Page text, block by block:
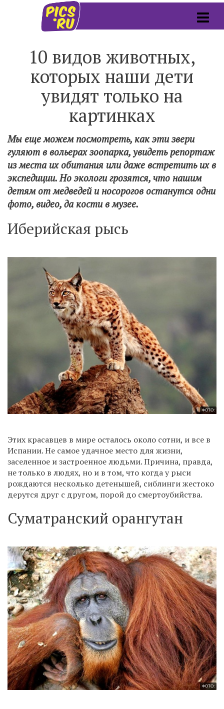
10 видов животных,
которых наши дети
увидят только на
картинках
Мы еще можем посмотреть, как эти звери
гуляют в вольерах зоопарка, увидеть репортаж
из места их обитания или даже встретить их в
экспедиции. Но экологи грозятся, что нашим
детям от медведей и носорогов останутся одни
фото, видео, да кости в музее.
Иберийская рысь
ФОТО:
Этих красавцев в мире осталось около сотни, и все в
Испании. Не самое удачное место для жизни,
заселенное и застроенное людьми. Причина, правда,
не только в людях, но и в том, что когда у рыси
рождаются несколько детенышей, сиблинги жестоко
дерутся друг с другом, порой до смертоубийства.
Суматранский орангутан
ФОТО: